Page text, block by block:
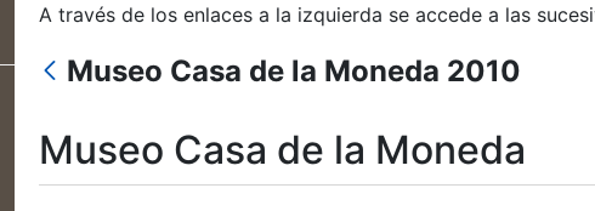
Mostrar/Ocultar
A través de los enlaces a la izquierda se accede a las
Museo Casa de la Moneda 2010
Museo Casa de la Moneda